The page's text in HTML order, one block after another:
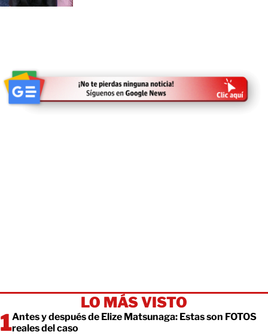
LO MÁS VISTO
Antes y después de Elize Matsunaga: Estas son FOTOS
reales del caso